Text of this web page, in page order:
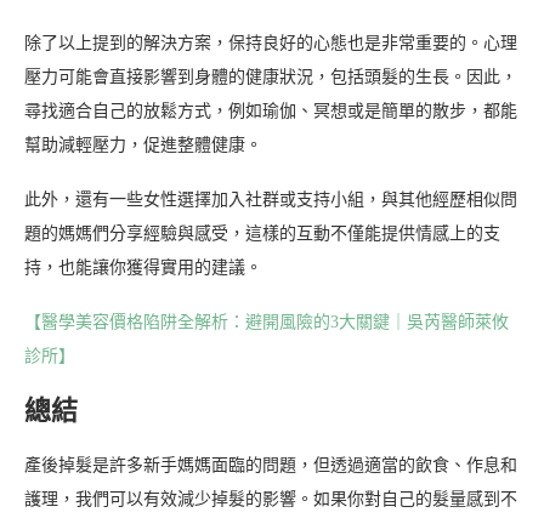
除了以上提到的解決方案，保持良好的心態也是非常重要的。心理
壓力可能會直接影響到身體的健康狀況，包括頭髮的生長。因此，
尋找適合自己的放鬆方式，例如瑜伽、冥想或是簡單的散步，都能
幫助減輕壓力，促進整體健康。
此外，還有一些女性選擇加入社群或支持小組，與其他經歷相似問
題的媽媽們分享經驗與感受，這樣的互動不僅能提供情感上的支
持，也能讓你獲得實用的建議。
【醫學美容價格陷阱全解析：避開風險的3大關鍵｜吳芮醫師萊攸
診所】
總結
產後掉髮是許多新手媽媽面臨的問題，但透過適當的飲食、作息和
護理，我們可以有效減少掉髮的影響。如果你對自己的髮量感到不